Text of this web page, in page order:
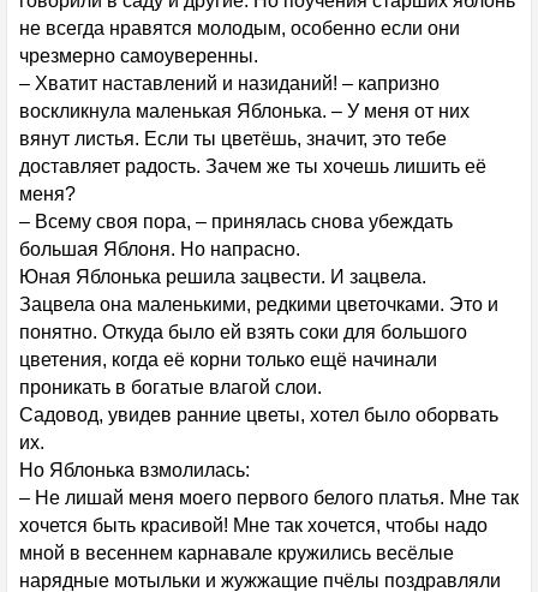
не всегда нравятся молодым, особенно если они
чрезмерно самоуверенны.
– Хватит наставлений и назиданий! – капризно
воскликнула маленькая Яблонька. – У меня от них
вянут листья. Если ты цветёшь, значит, это тебе
доставляет радость. Зачем же ты хочешь лишить её
меня?
– Всему своя пора, – принялась снова убеждать
большая Яблоня. Но напрасно.
Юная Яблонька решила зацвести. И зацвела.
Зацвела она маленькими, редкими цветочками. Это и
понятно. Откуда было ей взять соки для большого
цветения, когда её корни только ещё начинали
проникать в богатые влагой слои.
Садовод, увидев ранние цветы, хотел было оборвать
их.
Но Яблонька взмолилась:
– Не лишай меня моего первого белого платья. Мне так
хочется быть красивой! Мне так хочется, чтобы надо
мной в весеннем карнавале кружились весёлые
нарядные мотыльки и жужжащие пчёлы поздравляли